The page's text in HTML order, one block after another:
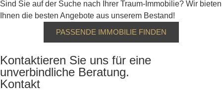
Sind Sie auf der Suche nach Ihrer Traum-Immobilie? Wir bieten
Ihnen die besten Angebote aus unserem Bestand!
PASSENDE IMMOBILIE FINDEN
Kontaktieren Sie uns für eine
unverbindliche Beratung.
Kontakt